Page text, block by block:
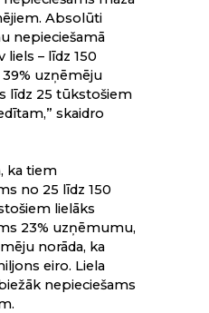
Absolūti
nepieciešamā
– līdz 150
uzņēmēju
līdz 25 tūkstošiem
skaidro
ka tiem
no 25 līdz 150
lielāks
23% uzņēmumu,
norāda, ka
eiro. Liela
nepieciešams